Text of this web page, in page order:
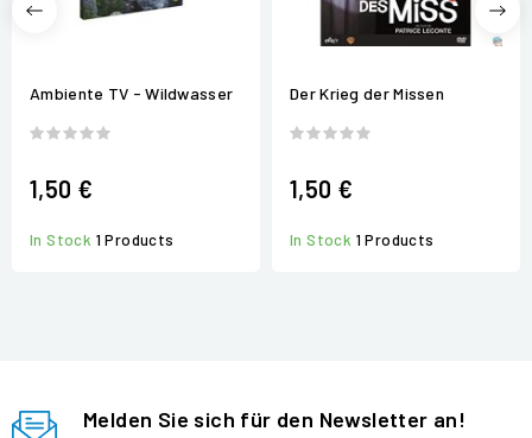
Ambiente TV - Wildwasser
1,50 €
In Stock 1 Products
Der Krieg der Missen
1,50 €
In Stock 1 Products
Melden Sie sich für den Newsletter an!